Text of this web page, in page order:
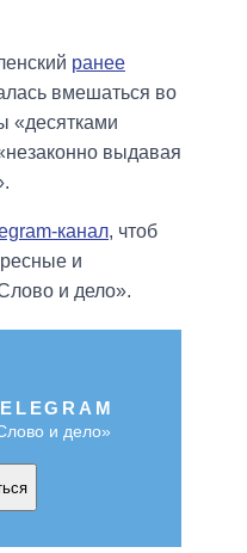
ранее
вмешаться во
«десятками
выдавая
канал, чтоб
и
и дело».
и дело»